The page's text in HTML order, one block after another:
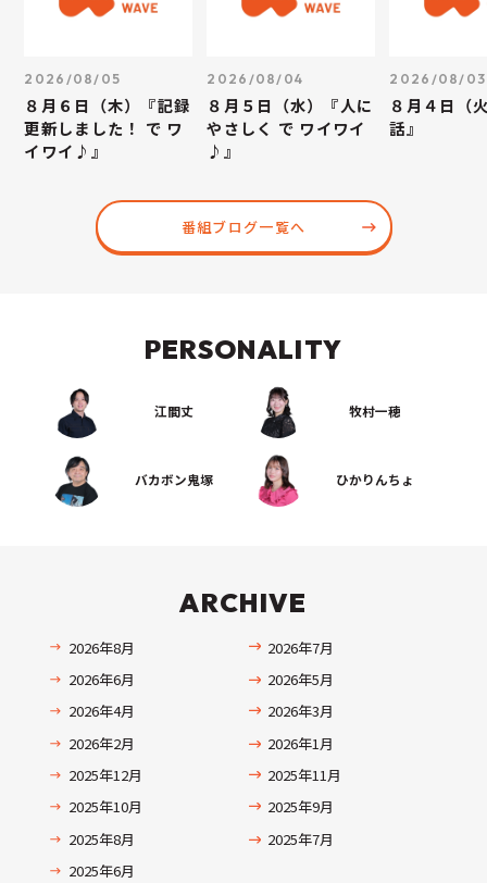
2026/08/05
８月６日（木）『記録
更新しました！ で ワ
イワイ♪』
2026/08/04
８月５日（水）『人に
やさしく で ワイワイ
♪』
2026/08/03
８月４日（
話』
番組ブログ一覧へ
PERSONALITY
江間丈 牧村一穂
バカボン鬼塚 ひかりんちょ
ARCHIVE
2026年8月
2026年7月
2026年6月
2026年5月
2026年4月
2026年3月
2026年2月
2026年1月
2025年12月
2025年11月
2025年10月
2025年9月
2025年8月
2025年7月
2025年6月